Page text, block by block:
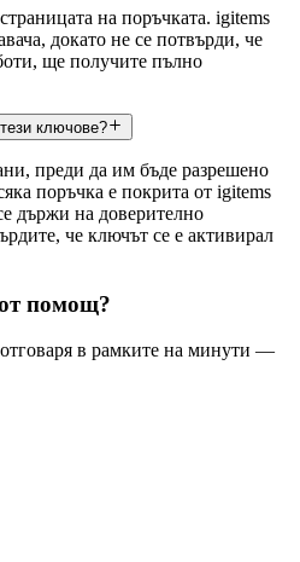
на поръчката. igitems
докато не се потвърди, че
ще получите пълно
ключове?
преди да им бъде разрешено
поръчка е покрита от igitems
държи на доверително
че ключът се е активирал
помощ?
в рамките на минути —